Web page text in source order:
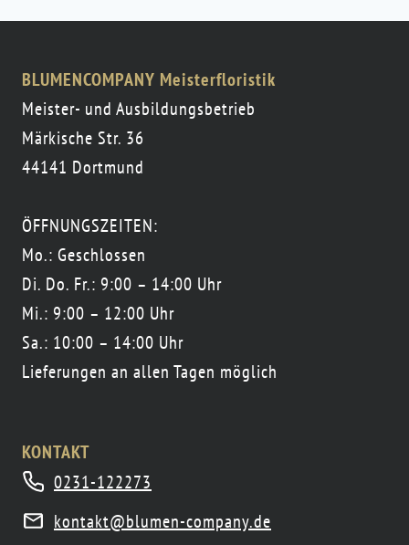
BLUMENCOMPANY Meisterfloristik
Meister- und Ausbildungsbetrieb
Märkische Str. 36
44141 Dortmund
ÖFFNUNGSZEITEN:
Mo.: Geschlossen
Di. Do. Fr.: 9:00 – 14:00 Uhr
Mi.: 9:00 – 12:00 Uhr
Sa.: 10:00 – 14:00 Uhr
Lieferungen an allen Tagen möglich
KONTAKT
0231-122273
kontakt@blumen-company.de